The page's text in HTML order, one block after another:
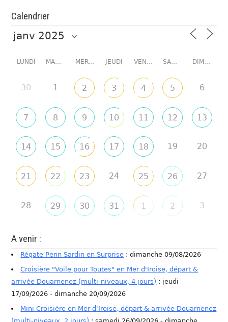
Calendrier
LUNDI MARDI MERCREDI JEUDI VENDREDI SAMEDI DIMANCHE
30 1 2 3 4 5 6
7 8 9 10 11 12 13
14 15 16 17 18 19 20
21 22 23 24 25 26 27
28 29 30 31 1 2 3
A venir :
Régate Penn Sardin en Surprise : dimanche 09/08/2026
Croisière "Voile pour Toutes" en Mer d'Iroise, départ &
arrivée Douarnenez (multi-niveaux, 4 jours) : jeudi
17/09/2026 - dimanche 20/09/2026
Mini Croisière en Mer d'Iroise, départ & arrivée Douarnenez